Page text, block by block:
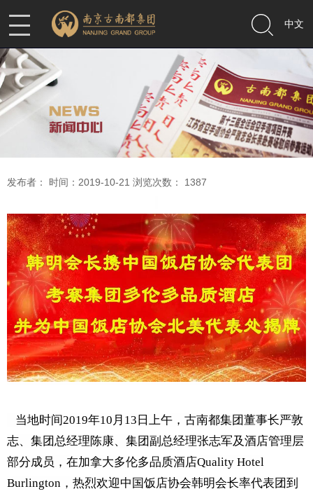
中文
发布者： 时间：2019-10-21 浏览次数： 1387
当地时间2019年10月13日上午， 古南都集团董事长严敦
志、集团总经理陈康、集团副总经理张志军及酒店管理层
部分成员，在加拿大多伦多品质酒店Quality Hotel
Burlington， 热烈欢迎中国饭店协会韩明会长率代表团到